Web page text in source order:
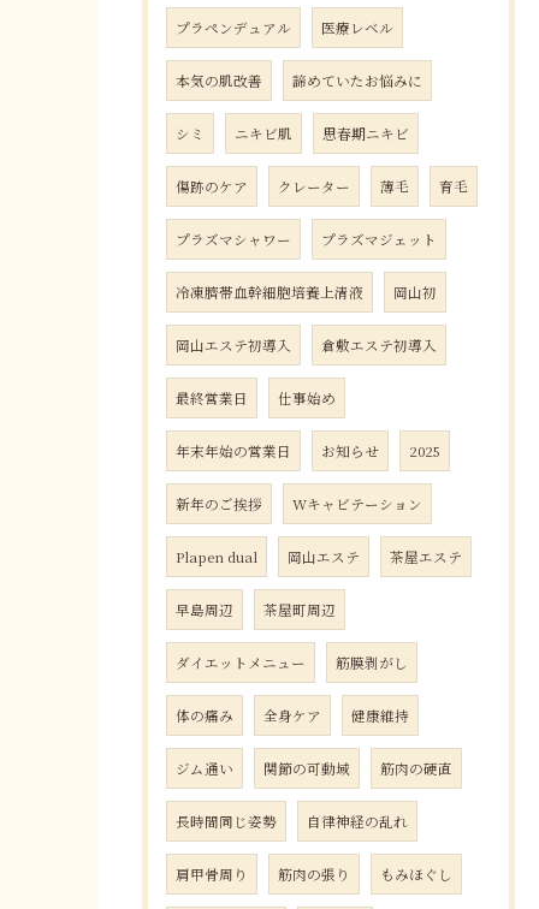
プラペンデュアル 医療レベル
本気の肌改善 諦めていたお悩みに
シミ ニキビ肌 思春期ニキビ
傷跡のケア クレーター 薄毛 育毛
プラズマシャワー プラズマジェット
冷凍臍帯血幹細胞培養上清液 岡山初
岡山エステ初導入 倉敷エステ初導入
最終営業日 仕事始め
年末年始の営業日 お知らせ 2025
新年のご挨拶 Wキャビテーション
Plapen dual 岡山エステ 茶屋エステ
早島周辺 茶屋町周辺
ダイエットメニュー 筋膜剥がし
体の痛み 全身ケア 健康維持
ジム通い 関節の可動域 筋肉の硬直
長時間同じ姿勢 自律神経の乱れ
肩甲骨周り 筋肉の張り もみほぐし